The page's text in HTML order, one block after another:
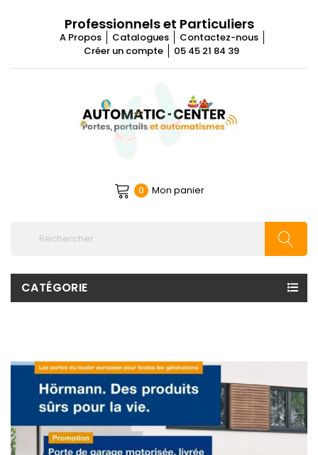
Professionnels et Particuliers
A Propos Catalogues
Contactez-nous
Créer un compte
05 45 21 84 39
0 Mon panier
CATÉGORIE